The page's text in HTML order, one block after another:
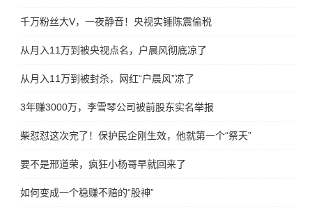
千万粉丝大V，一夜静音！央视实锤陈震偷税
从月入11万到被央视点名，户晨风彻底凉了
从月入11万到被封杀，网红“户晨风”凉了
3年赚3000万，李雪琴公司被前股东实名举报
柴怼怼这次完了！保护民企刚生效，他就第一个“祭天”
要不是邢道荣，疯狂小杨哥早就回来了
如何变成一个稳赚不赔的“股神”